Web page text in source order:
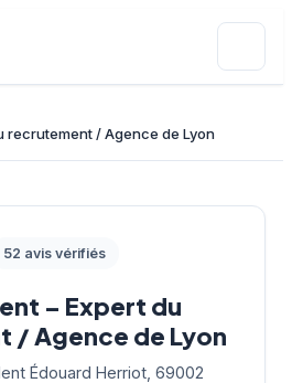
recrutement / Agence de Lyon
52 avis vérifiés
– Expert du
/ Agence de Lyon
Édouard Herriot, 69002